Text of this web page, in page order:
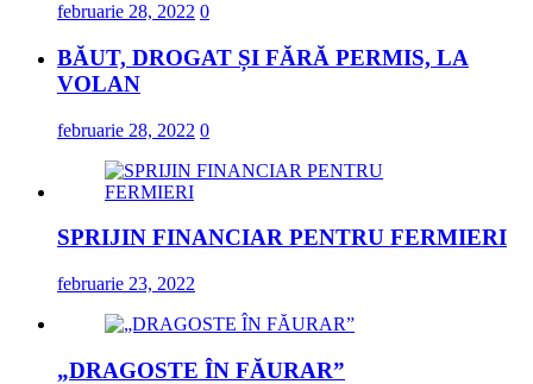
februarie 28, 2022 0
BĂUT, DROGAT ȘI FĂRĂ PERMIS, LA
VOLAN
februarie 28, 2022 0
SPRIJIN FINANCIAR PENTRU FERMIERI
februarie 23, 2022
„DRAGOSTE ÎN FĂURAR”